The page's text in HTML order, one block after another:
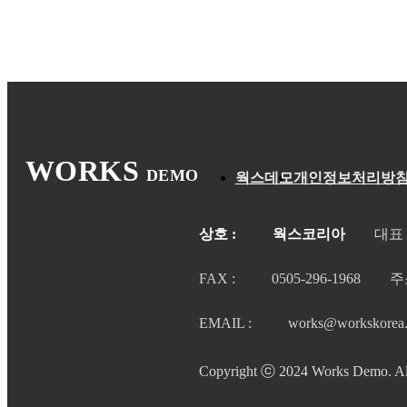
WORKS DEMO 웍스데모개인정보처리방침
상호 : 웍스코리아 대표
FAX : 0505-296-1968 주
EMAIL :
Copyright ⓒ 2024 Works Demo.